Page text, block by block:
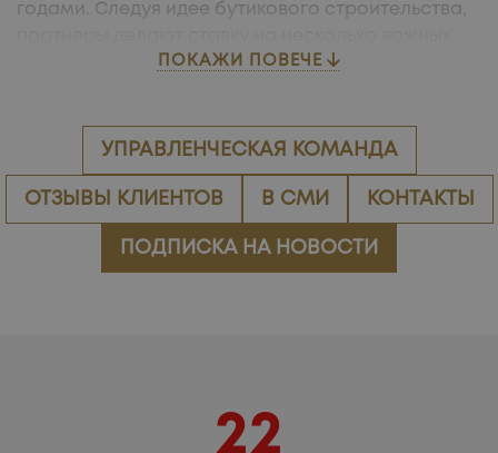
годами. Следуя идее бутикового строительства,
принципов в своих новейших проектах:
КОНЦЕПЦИЯ ВЫСОКОЙ
ЭНЕРГОЭФФЕКТИВНОСТИ
НЕДОРОГОГО ОБСЛУЖИВАНИЯ
ПОКАЖИ ПОВЕЧЕ
УПРАВЛЕНЧЕСКАЯ КОМАНДА
ОТЗЫВЫ КЛИЕНТОВ В СМИ КОНТАКТЫ
ПОДПИСКА НА НОВОСТИ
22